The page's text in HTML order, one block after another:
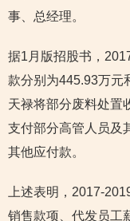
事、总经理。
据1月版招股书，
款分别为445.93万元
天禄将部分废料处置
支付部分高管人员及
其他应付款。
上述表明，2017-
销售款项、代发员工